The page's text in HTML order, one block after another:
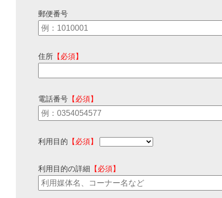
郵便番号
住所 【必須】
電話番号 【必須】
利用目的 【必須】
利用目的の詳細 【必須】